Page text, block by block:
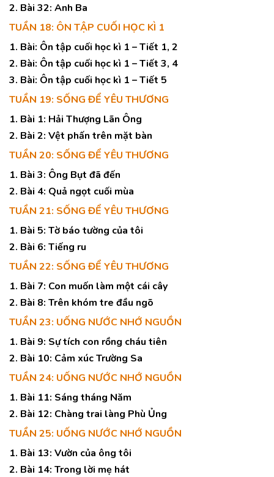
2. Bài 32: Anh Ba
TUẦN 18: ÔN TẬP CUỐI HỌC KÌ 1
1. Bài: Ôn tập cuối học kì 1 – Tiết 1, 2
2. Bài: Ôn tập cuối học kì 1 – Tiết 3, 4
3. Bài: Ôn tập cuối học kì 1 – Tiết 5
TUẦN 19: SỐNG ĐỂ YÊU THƯƠNG
1. Bài 1: Hải Thượng Lãn Ông
2. Bài 2: Vệt phấn trên mặt bàn
TUẦN 20: SỐNG ĐỂ YÊU THƯƠNG
1. Bài 3: Ông Bụt đã đến
2. Bài 4: Quả ngọt cuối mùa
TUẦN 21: SỐNG ĐỂ YÊU THƯƠNG
1. Bài 5: Tờ báo tường của tôi
2. Bài 6: Tiếng ru
TUẦN 22: SỐNG ĐỂ YÊU THƯƠNG
1. Bài 7: Con muốn làm một cái cây
2. Bài 8: Trên khóm tre đầu ngõ
TUẦN 23: UỐNG NƯỚC NHỚ NGUỒN
1. Bài 9: Sự tích con rồng cháu tiên
2. Bài 10: Cảm xúc Trường Sa
TUẦN 24: UỐNG NƯỚC NHỚ NGUỒN
1. Bài 11: Sáng tháng Năm
2. Bài 12: Chàng trai làng Phù Ủng
TUẦN 25: UỐNG NƯỚC NHỚ NGUỒN
1. Bài 13: Vườn của ông tôi
2. Bài 14: Trong lời mẹ hát